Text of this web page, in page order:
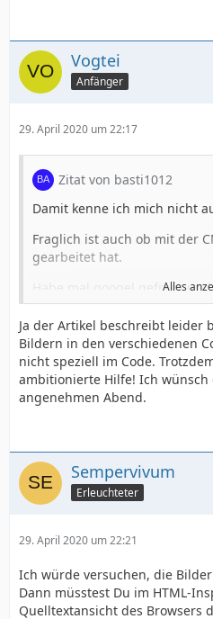
Vogtei
Anfänger
29. April 2020 um 22:17
Zitat von basti1012
Damit kenne ich mich nicht
Fraglich ist auch ob mit der
gearbeitet hat.
Habe mal googel gefragt und
gefunden wo ich sagen
solltest.
Habe aber das gefunden
https://hilfe.sitejet.io/article/
Alles
Ja der Artikel beschreibt leider
Bildern in den verschiedenen
nicht speziell im Code.
ambitionierte Hilfe! Ich wünsch
angenehmen Abend.
Sempervivum
Erleuchteter
29. April 2020 um 22:21
Ich würde versuchen, die
Dann müsstest Du im HTML-
Quelltextansicht des Browsers